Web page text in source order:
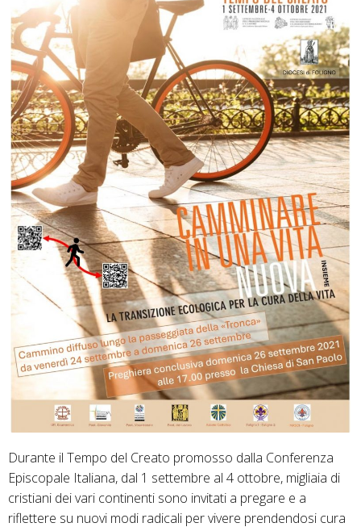
Durante il Tempo del Creato promosso dalla Conferenza
Episcopale Italiana, dal 1 settembre al 4 ottobre, migliaia di
cristiani dei vari continenti sono invitati a pregare e a
riflettere su nuovi modi radicali per vivere prendendosi cura